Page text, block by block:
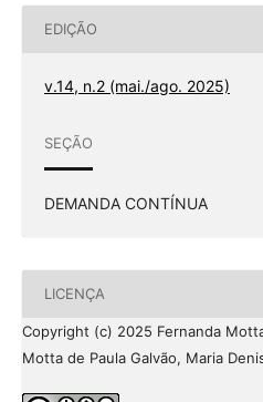
EDIÇÃO
v.14, n.2 (mai./ago. 2025)
SEÇÃO
DEMANDA CONTÍNUA
LICENÇA
Copyright (c) 2025 Fernanda
Motta de Paula Galvão, Maria